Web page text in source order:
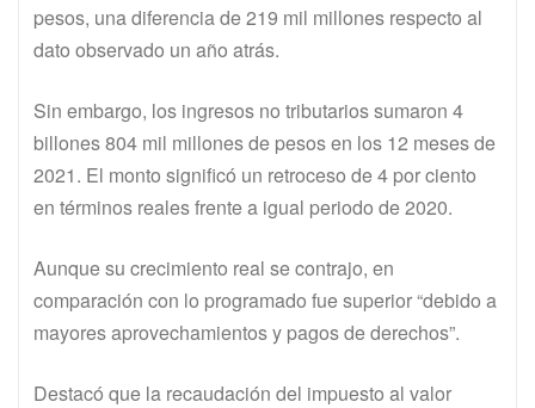
pesos, una diferencia de 219 mil millones respecto al
dato observado un año atrás.
Sin embargo, los ingresos no tributarios sumaron 4
billones 804 mil millones de pesos en los 12 meses de
2021. El monto significó un retroceso de 4 por ciento
en términos reales frente a igual periodo de 2020.
Aunque su crecimiento real se contrajo, en
comparación con lo programado fue superior “debido a
mayores aprovechamientos y pagos de derechos”.
Destacó que la recaudación del impuesto al valor